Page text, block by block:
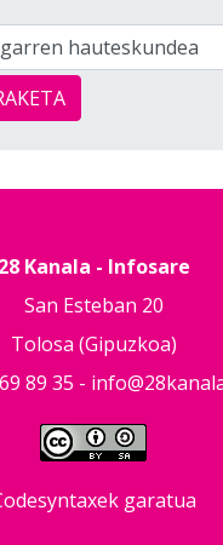
28 Kanala - Infosare
San Esteban 20
Tolosa (Gipuzkoa)
89 35 -
garatua